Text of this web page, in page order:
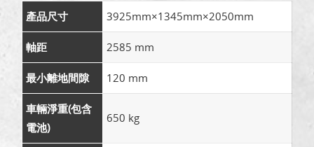
產品尺寸 3925mm×1345mm×2050mm
軸距 2585 mm
最小離地間隙 120 mm
車輛淨重(包含
電池)
650 kg